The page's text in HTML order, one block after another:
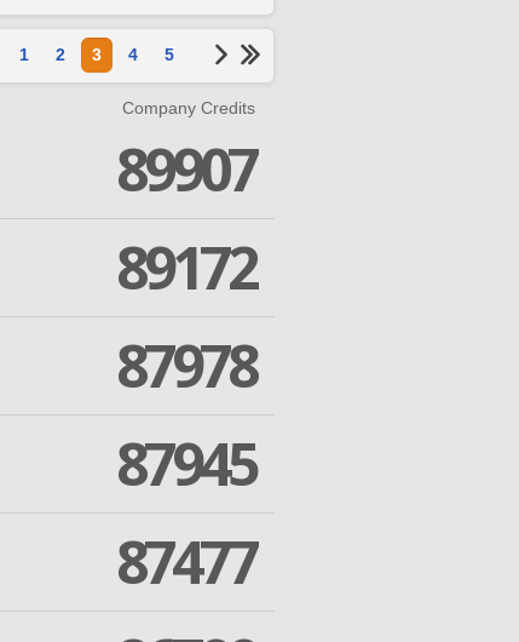
1 2 3 4 5
Company Credits
89907
89172
87978
87945
87477